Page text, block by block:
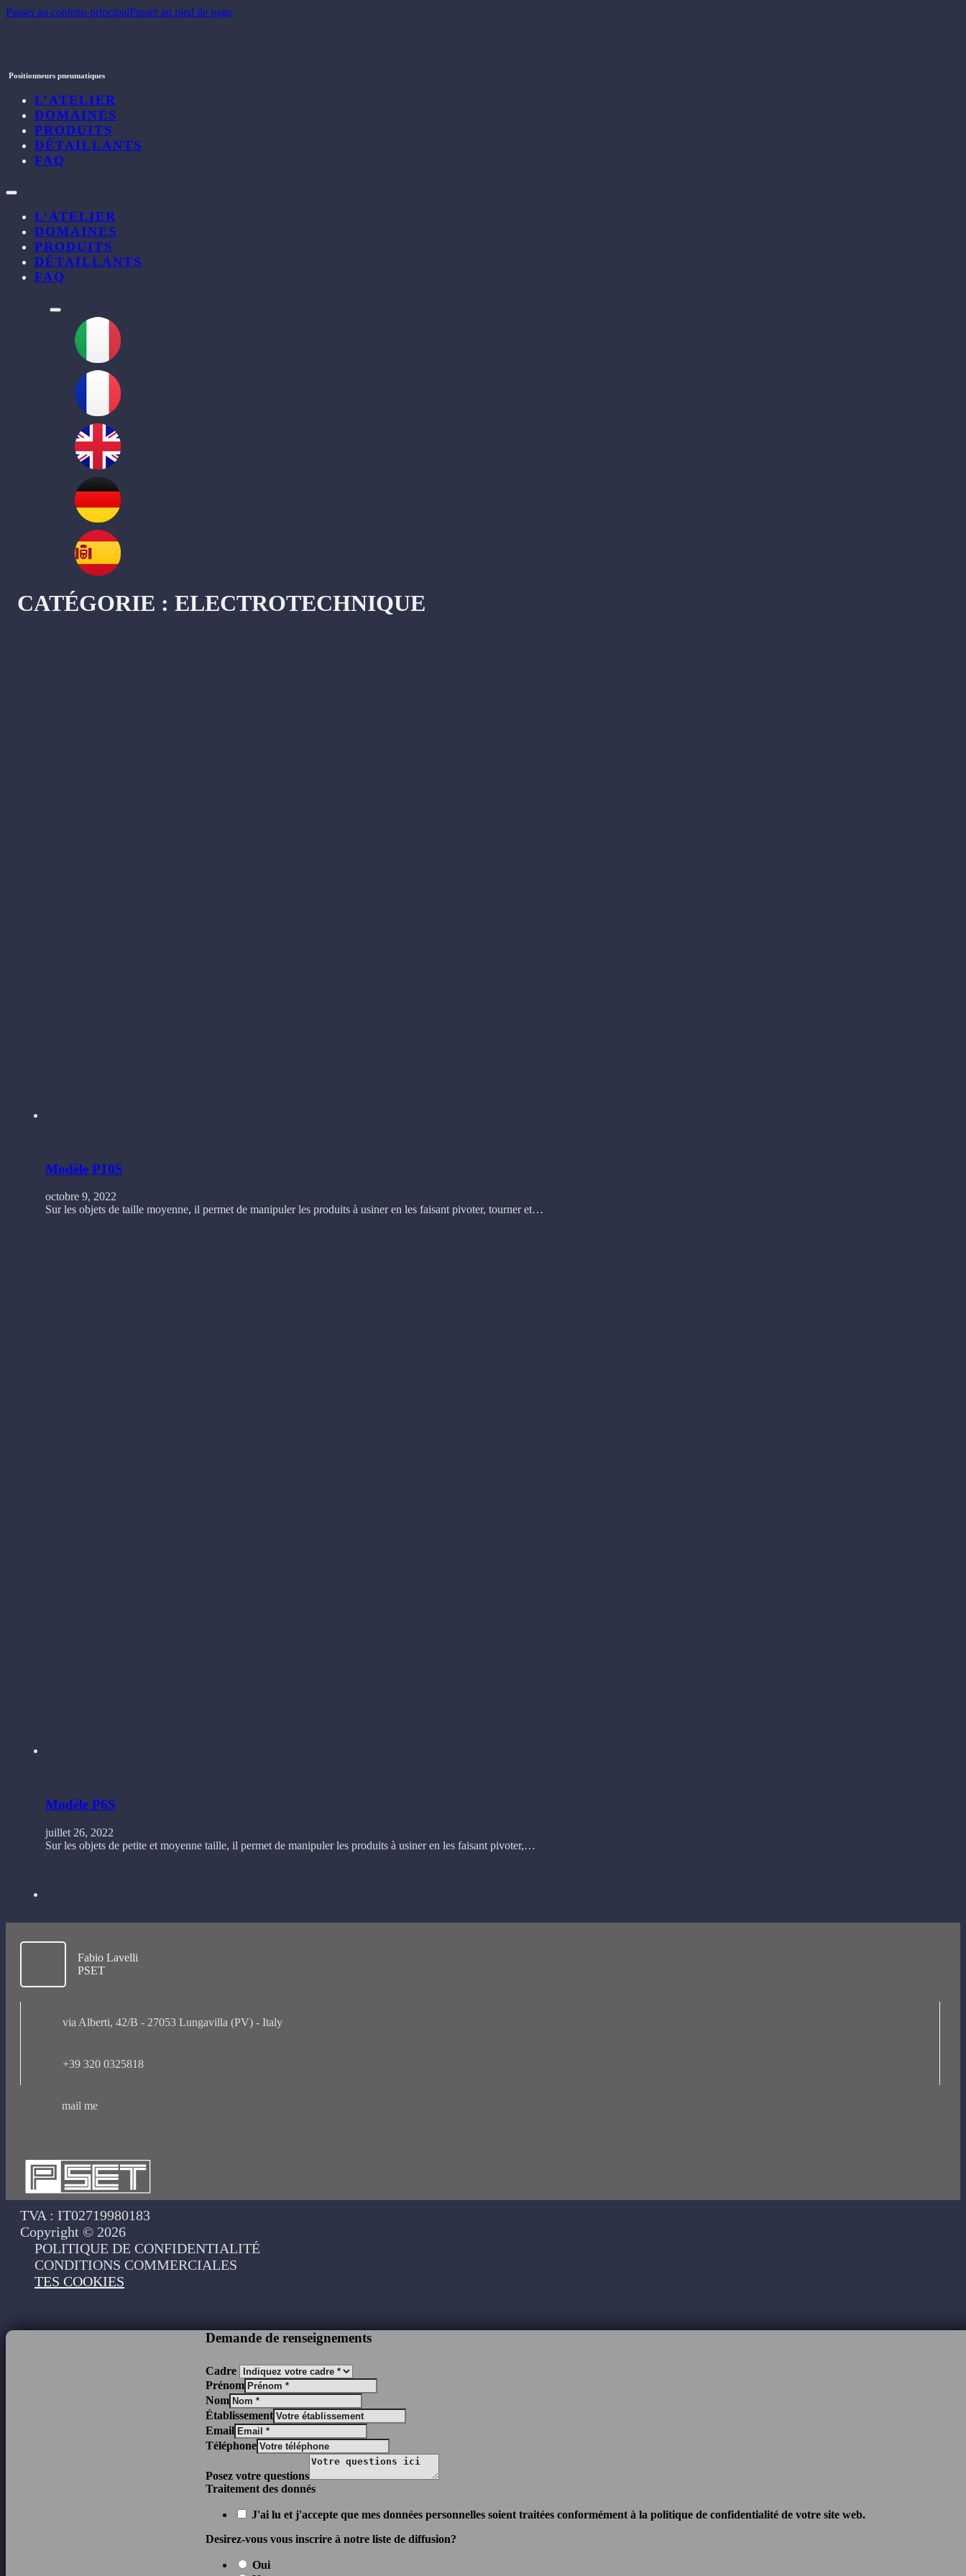
Passer au contenu principalPasser au pied de page
Positionneurs pneumatiques
L’ATELIER
DOMAINES
PRODUITS
DÉTAILLANTS
FAQ
L’ATELIER
DOMAINES
PRODUITS
DÉTAILLANTS
FAQ
CATÉGORIE : ELECTROTECHNIQUE
Modèle P10S
octobre 9, 2022
Sur les objets de taille moyenne, il permet de manipuler les produits à usiner en les faisant pivoter, tourner et…
Modèle P6S
juillet 26, 2022
Sur les objets de petite et moyenne taille, il permet de manipuler les produits à usiner en les faisant pivoter,…
Fabio Lavelli
PSET
via Alberti, 42/B - 27053 Lungavilla (PV) - Italy
+39 320 0325818
mail me
TVA : IT02719980183
Copyright © 2026
POLITIQUE DE CONFIDENTIALITÉ
CONDITIONS COMMERCIALES
TES COOKIES
Demande de renseignements
Cadre
Prénom
Nom
Établissement
Email
Téléphone
Posez votre questions
Traitement des donnés
J'ai lu et j'accepte que mes données personnelles soient traitées conformément à la politique de confidentialité de votre site web.
Desirez-vous vous inscrire à notre liste de diffusion?
Oui